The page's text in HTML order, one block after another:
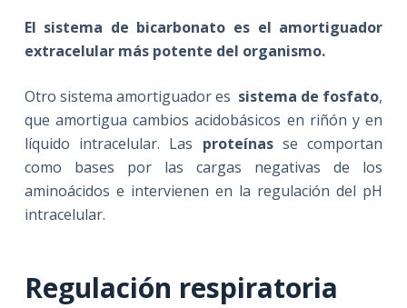
El sistema de bicarbonato es el amortiguador
extracelular más potente del organismo.
Otro sistema amortiguador es sistema de fosfato,
que amortigua cambios acidobásicos en riñón y en
líquido intracelular. Las proteínas se comportan
como bases por las cargas negativas de los
aminoácidos e intervienen en la regulación del pH
intracelular.
Regulación respiratoria